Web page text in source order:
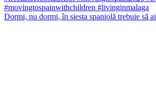
Dormi, nu dormi, în siesta spaniolă trebuie să ai